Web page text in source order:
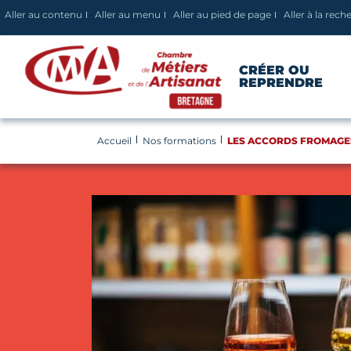
Panneau de gestion des cookies
Aller au contenu Aller au menu Aller au pied de page Aller à la
CRÉER OU
REPRENDRE
Accueil Nos formations LES ACCORDS